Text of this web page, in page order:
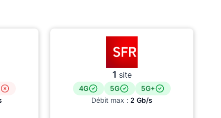
1 site
4G 5G
5G+
Débit max : 2 Gb/s